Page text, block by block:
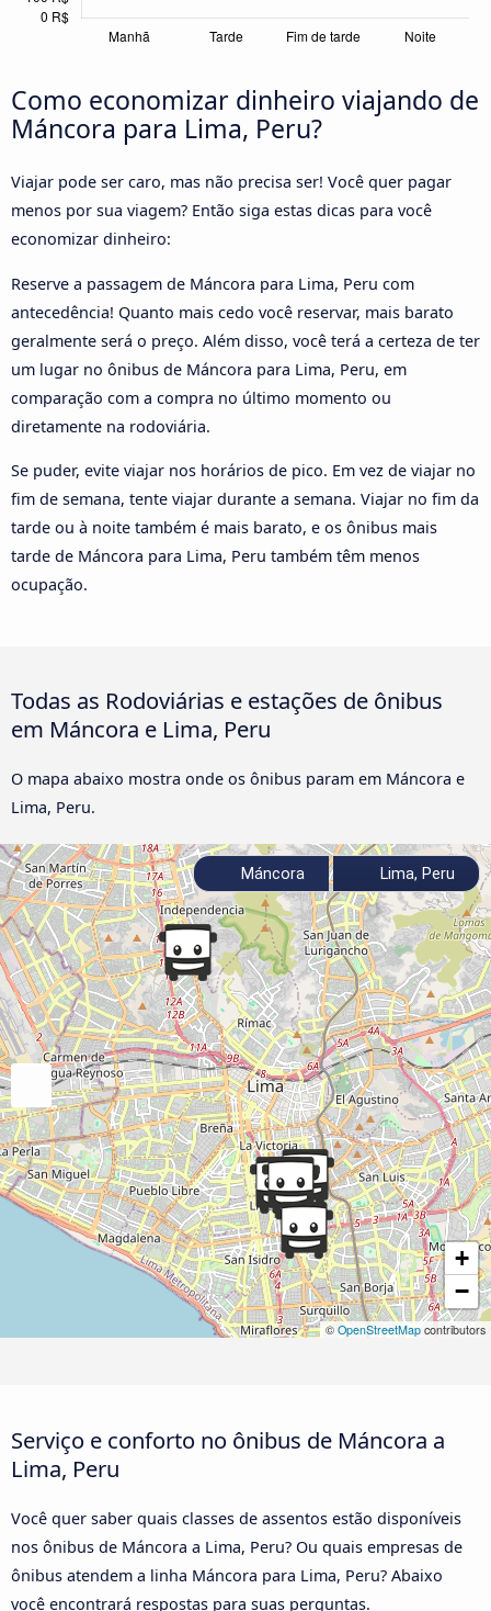
Como economizar dinheiro viajando de
Máncora para Lima, Peru?
Viajar pode ser caro, mas não precisa ser! Você quer pagar
menos por sua viagem? Então siga estas dicas para você
economizar dinheiro:
Reserve a passagem de Máncora para Lima, Peru com
antecedência! Quanto mais cedo você reservar, mais barato
geralmente será o preço. Além disso, você terá a certeza de ter
um lugar no ônibus de Máncora para Lima, Peru, em
comparação com a compra no último momento ou
diretamente na rodoviária.
Se puder, evite viajar nos horários de pico. Em vez de viajar no
fim de semana, tente viajar durante a semana. Viajar no fim da
tarde ou à noite também é mais barato, e os ônibus mais
tarde de Máncora para Lima, Peru também têm menos
ocupação.
Todas as Rodoviárias e estações de ônibus
em Máncora e Lima, Peru
O mapa abaixo mostra onde os ônibus param em Máncora e
Lima, Peru.
+
−
© OpenStreetMap contributors
Máncora Lima, Peru
Serviço e conforto no ônibus de Máncora a
Lima, Peru
Você quer saber quais classes de assentos estão disponíveis
nos ônibus de Máncora a Lima, Peru? Ou quais empresas de
ônibus atendem a linha Máncora para Lima, Peru? Abaixo
você encontrará respostas para suas perguntas.